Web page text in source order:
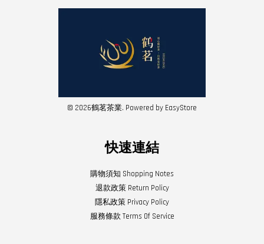
© 2026鶴茗茶業. Powered by EasyStore
快速連結
購物須知 Shopping Notes
退款政策 Return Policy
隱私政策 Privacy Policy
服務條款 Terms Of Service